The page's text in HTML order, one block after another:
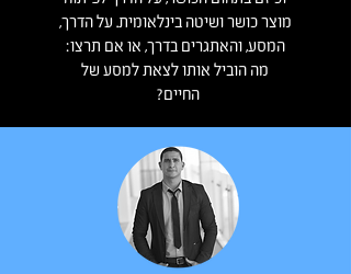
מוצר כושר ושיטה בינלאומית. על הדרך,
המסע, והאתגרים בדרך, או אם תרצו:
מה הוביל אותו לצאת למסע של
החיים?